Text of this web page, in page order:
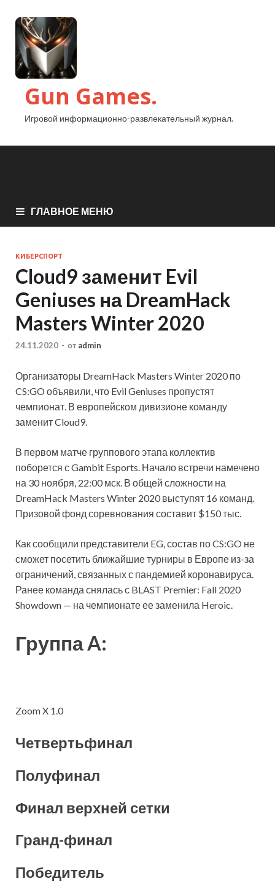
Gun Games.
Игровой информационно-развлекательный журнал.
ГЛАВНОЕ МЕНЮ
КИБЕРСПОРТ
Cloud9 заменит Evil
Geniuses на DreamHack
Masters Winter 2020
24.11.2020 - от admin
Организаторы DreamHack Masters Winter 2020 по
CS:GO объявили, что Evil Geniuses пропустят
чемпионат. В европейском дивизионе команду
заменит Cloud9.
В первом матче группового этапа коллектив
поборется с Gambit Esports. Начало встречи намечено
на 30 ноября, 22:00 мск. В общей сложности на
DreamHack Masters Winter 2020 выступят 16 команд.
Призовой фонд соревнования составит $150 тыс.
Как сообщили представители EG, состав по CS:GO не
сможет посетить ближайшие турниры в Европе из-за
ограничений, связанных с пандемией коронавируса.
Ранее команда снялась с BLAST Premier: Fall 2020
Showdown — на чемпионате ее заменила Heroic.
Группа A:
Zoom X 1.0
Четвертьфинал
Полуфинал
Финал верхней сетки
Гранд-финал
Победитель